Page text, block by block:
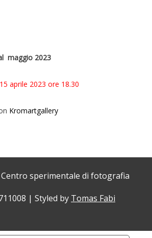
maggio 2023
aprile 2023 ore 18.30
Kromartgallery
sperimentale di fotografia
| Styled by Tomas Fabi